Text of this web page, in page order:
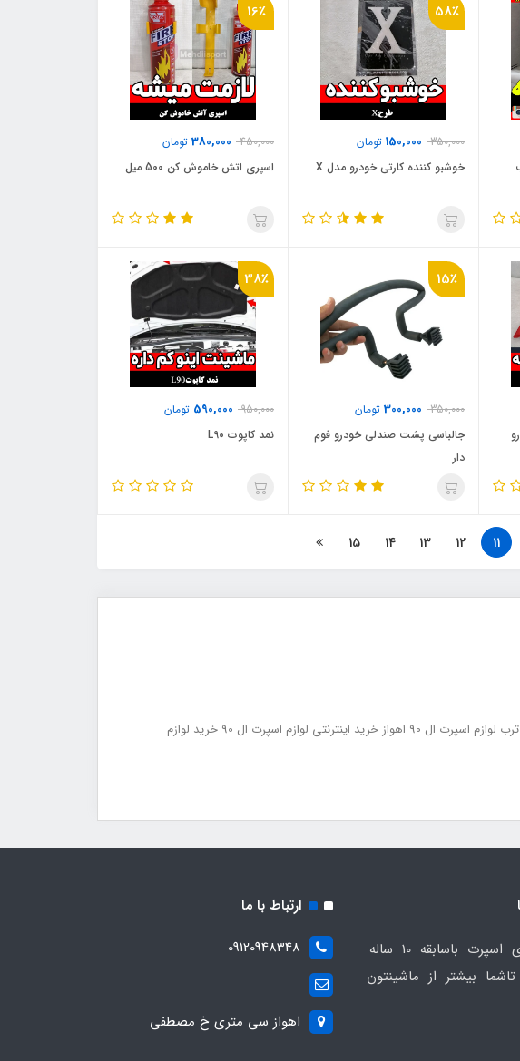
58٪
350,000
150,000 تومان
خوشبو کننده کارتی خودرو مدل X
16٪
450,000
380,000 تومان
اسپری اتش خاموش کن 500 میل
15٪
350,000
300,000 تومان
جالباسی پشت صندلی خودرو فوم
دار
38٪
950,000
590,000 تومان
نمد کاپوت L90
11
12
13
14
15
لوازم اسپرت ال 90 دیجی کالا لوازم اسپرت ال90 قیمت لوازم اسپرت ال 90 لوازم اسپرت ماشین ال 90 لوازم اسپرت ال 90 ترب لوازم اسپرت ال 90 اهواز خرید اینترنتی لوازم اسپرت ال 90 خرید لوازم
مجموعه مهدی اسپرت باسابقه 10 ساله
بیشتر از ماشینتون
ارتباط با ما
09120948348
اهواز سی متری خ مصطفی